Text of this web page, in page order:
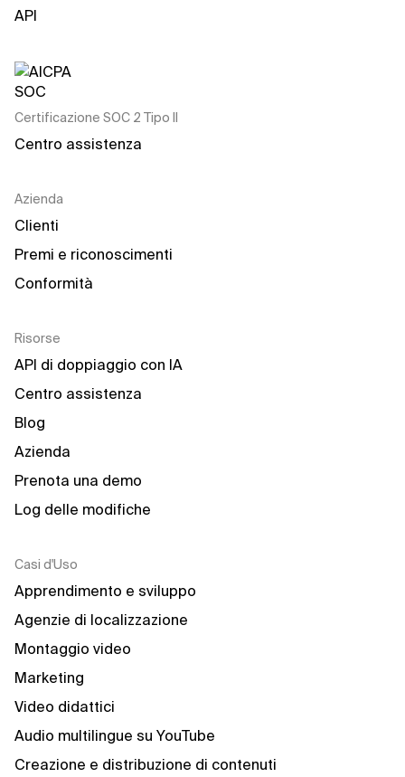
API
Certificazione SOC 2 Tipo II
Centro assistenza
Azienda
Clienti
Premi e riconoscimenti
Conformità
Risorse
API di doppiaggio con IA
Centro assistenza
Blog
Azienda
Prenota una demo
Log delle modifiche
Casi d'Uso
Apprendimento e sviluppo
Agenzie di localizzazione
Montaggio video
Marketing
Video didattici
Audio multilingue su YouTube
Creazione e distribuzione di contenuti